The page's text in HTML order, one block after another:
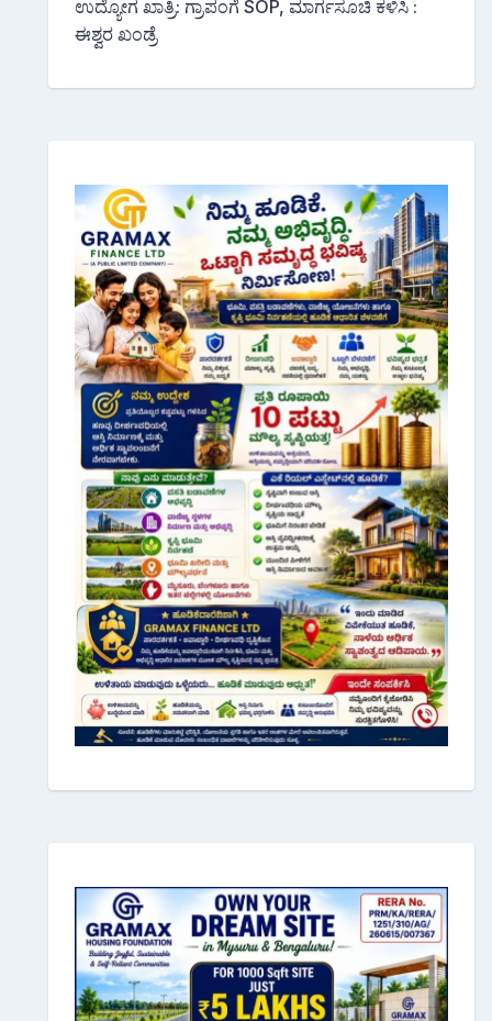
ಉದ್ಯೋಗ ಖಾತ್ರಿ: ಗ್ರಾಪಂಗೆ SOP, ಮಾರ್ಗಸೂಚಿ ಕಳಿಸಿ :
ಈಶ್ವರ ಖಂಡ್ರೆ